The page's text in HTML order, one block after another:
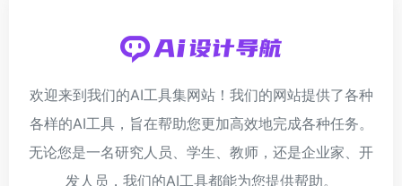
欢迎来到我们的AI工具集网站！我们的网站提供了各种
各样的AI工具，旨在帮助您更加高效地完成各种任务。
无论您是一名研究人员、学生、教师，还是企业家、开
发人员，我们的AI工具都能为您提供帮助。